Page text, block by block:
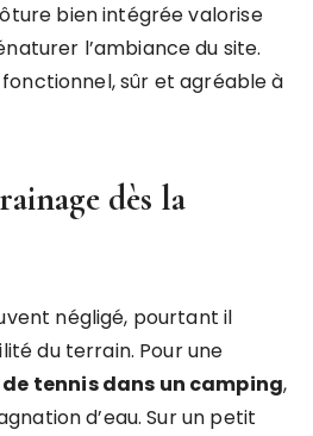
bien intégrée valorise
l’ambiance du site.
sûr et agréable à
dès la
négligé, pourtant il
du terrain. Pour une
tennis dans un camping,
d’eau. Sur un petit